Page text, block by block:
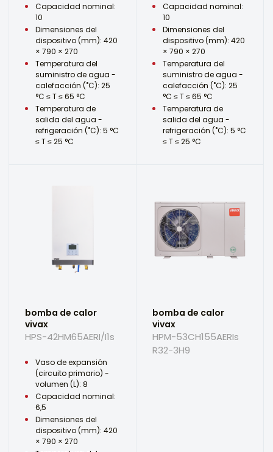
Capacidad nominal:
10
Dimensiones del
dispositivo (mm): 420
× 790 × 270
Temperatura del
suministro de agua -
calefacción (˚C): 25
°C ≤ T ≤ 65 °C
Temperatura de
salida del agua -
refrigeración (˚C): 5 °C
≤ T ≤ 25 °C
Capacidad nominal:
10
Dimensiones del
dispositivo (mm): 420
× 790 × 270
Temperatura del
suministro de agua -
calefacción (˚C): 25
°C ≤ T ≤ 65 °C
Temperatura de
salida del agua -
refrigeración (˚C): 5 °C
≤ T ≤ 25 °C
bomba de calor
vivax
HPS-42HM65AERI/I1s
Vaso de expansión
(circuito primario) -
volumen (L): 8
Capacidad nominal:
6,5
Dimensiones del
dispositivo (mm): 420
× 790 × 270
bomba de calor
vivax
HPM-53CH155AERIs
R32-3H9